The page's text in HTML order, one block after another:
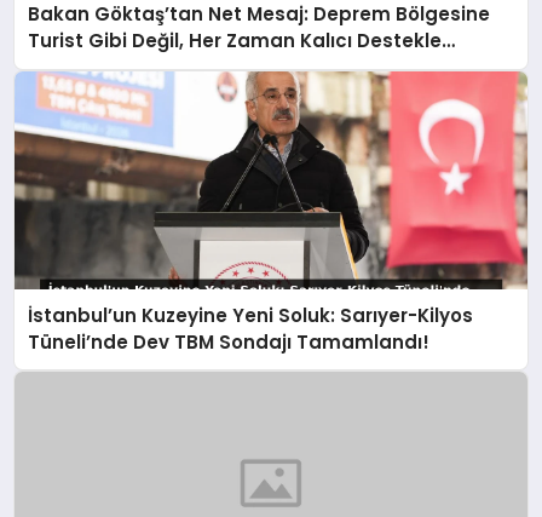
Bakan Göktaş’tan Net Mesaj: Deprem Bölgesine
Turist Gibi Değil, Her Zaman Kalıcı Destekle
Gidiyoruz!
İstanbul’un Kuzeyine Yeni Soluk: Sarıyer-Kilyos
Tüneli’nde Dev TBM Sondajı Tamamlandı!